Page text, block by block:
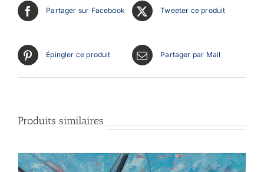
Partager sur Facebook Tweeter ce produit
Épingler ce produit Partager par Mail
Produits similaires